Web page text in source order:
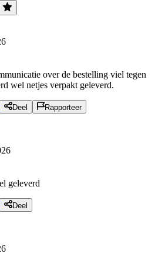
over de bestelling viel tegen
wel netjes verpakt geleverd.
Deel Rapporteer
geleverd
Deel